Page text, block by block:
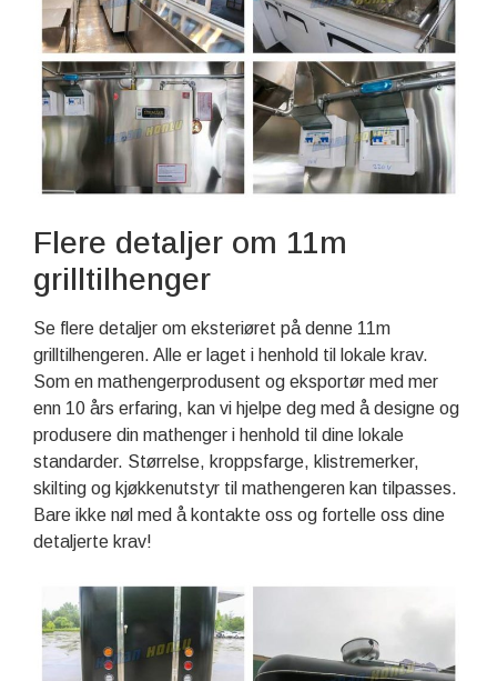
Flere detaljer om 11m
grilltilhenger
Se flere detaljer om eksteriøret på denne 11m
grilltilhengeren. Alle er laget i henhold til lokale krav.
Som en mathengerprodusent og eksportør med mer
enn 10 års erfaring, kan vi hjelpe deg med å designe og
produsere din mathenger i henhold til dine lokale
standarder. Størrelse, kroppsfarge, klistremerker,
skilting og kjøkkenutstyr til mathengeren kan tilpasses.
Bare ikke nøl med å kontakte oss og fortelle oss dine
detaljerte krav!